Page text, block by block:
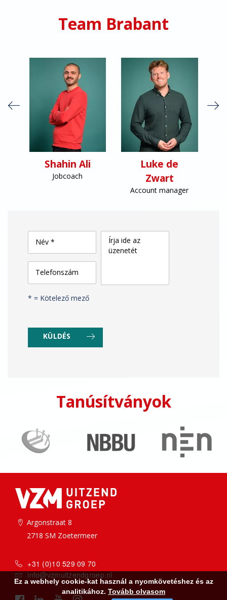
Team Brabant
Shahin Ali
Jobcoach
Luke de
Zwart
Account manager
Név *
Telefonszám
* = Kötelező mező
KÜLDÉS
Írja ide az
üzenetét
Tanúsítványok
Argonstraat 8
2718 SM Zoetermeer
+31 (0)10 529 09 70
info@vzmuitzendgroep.nl
Ez a webhely cookie-kat használ a nyomkövetéshez és az
analitikához. Tovább olvasom